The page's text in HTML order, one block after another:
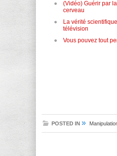
(Vidéo) Guérir par
cerveau
La vérité
télévision
Vous pouvez tout
POSTED IN »